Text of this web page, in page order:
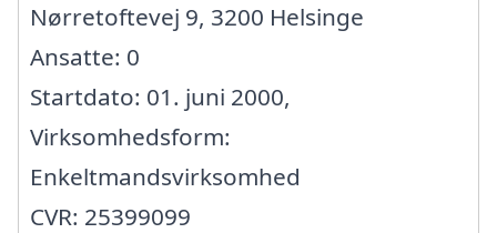
Nørretoftevej 9, 3200 Helsinge
Ansatte: 0
Startdato: 01. juni 2000,
Virksomhedsform:
Enkeltmandsvirksomhed
CVR: 25399099